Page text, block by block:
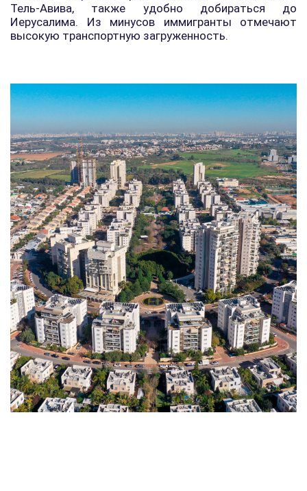
Тель-Авива, также удобно добираться до
Иерусалима. Из минусов иммигранты отмечают
высокую транспортную загруженность.